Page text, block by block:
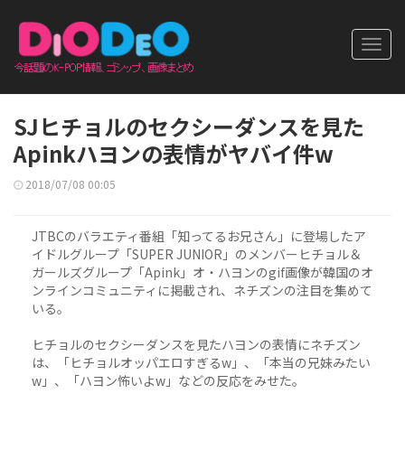
SJヒチョルのセクシーダンスを見た
Apinkハヨンの表情がヤバイ件w
2018/07/08 00:05
JTBCのバラエティ番組「知ってるお兄さん」に登場したア
イドルグループ「SUPER JUNIOR」のメンバーヒチョル＆
ガールズグループ「Apink」オ・ハヨンのgif画像が韓国のオ
ンラインコミュニティに掲載され、ネチズンの注目を集めて
いる。
ヒチョルのセクシーダンスを見たハヨンの表情にネチズン
は、「ヒチョルオッパエロすぎるw」、「本当の兄妹みたい
w」、「ハヨン怖いよw」などの反応をみせた。